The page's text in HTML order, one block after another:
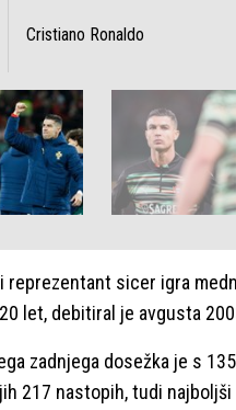
Cristiano Ronaldo
reprezentant sicer igra
let, debitiral je avgusta
zadnjega dosežka je s
217 nastopih, tudi